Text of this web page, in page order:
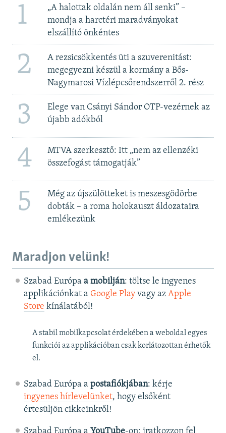
1
„A halottak oldalán nem áll senki” –
mondja a harctéri maradványokat
elszállító önkéntes
2
A rezsicsökkentés üti a szuverenitást:
megegyezni készül a kormány a Bős-
Nagymarosi Vízlépcsőrendszerről 2. rész
3
Elege van Csányi Sándor OTP-vezérnek az
újabb adókból
4
MTVA szerkesztő: Itt „nem az ellenzéki
összefogást támogatják”
5
Még az újszülötteket is meszesgödörbe
dobták – a roma holokauszt áldozataira
emlékezünk
Maradjon velünk!
Szabad Európa a mobilján: töltse le ingyenes
applikációnkat a Google Playvagy az Apple
Store kínálatából!
A stabil mobilkapcsolat érdekében a weboldal egyes
funkciói az applikációban csak korlátozottan érhetők
el.
Szabad Európa a postafiókjában: kérje
ingyenes hírlevelünket, hogy elsőként
értesüljön cikkeinkről!
Szabad Európa a YouTube-on: iratkozzon fel